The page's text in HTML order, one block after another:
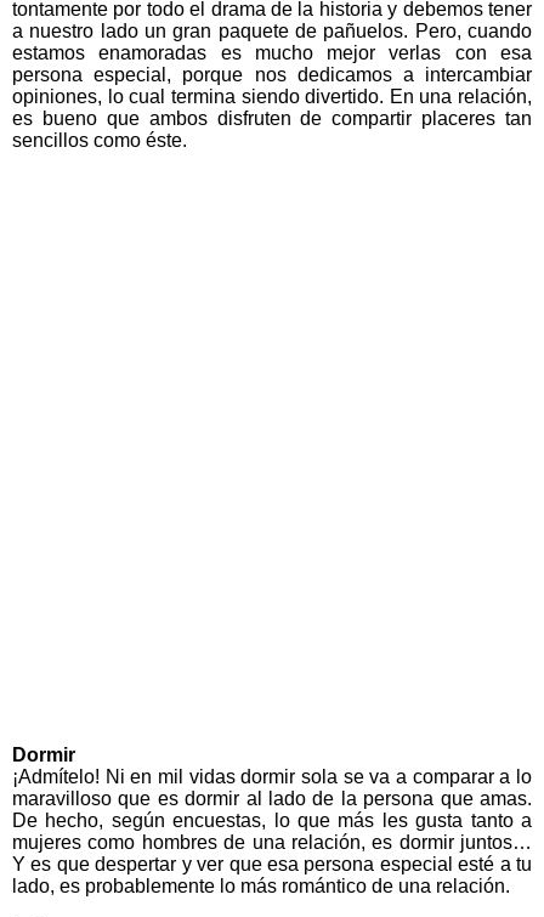
tontamente por todo el drama de la historia y debemos tener
a nuestro lado un gran paquete de pañuelos. Pero, cuando
estamos enamoradas es mucho mejor verlas con esa
persona especial, porque nos dedicamos a intercambiar
opiniones, lo cual termina siendo divertido. En una relación,
es bueno que ambos disfruten de compartir placeres tan
sencillos como éste.
Dormir
¡Admítelo! Ni en mil vidas dormir sola se va a comparar a lo
maravilloso que es dormir al lado de la persona que amas.
De hecho, según encuestas, lo que más les gusta tanto a
mujeres como hombres de una relación, es dormir juntos…
Y es que despertar y ver que esa persona especial esté a tu
lado, es probablemente lo más romántico de una relación.